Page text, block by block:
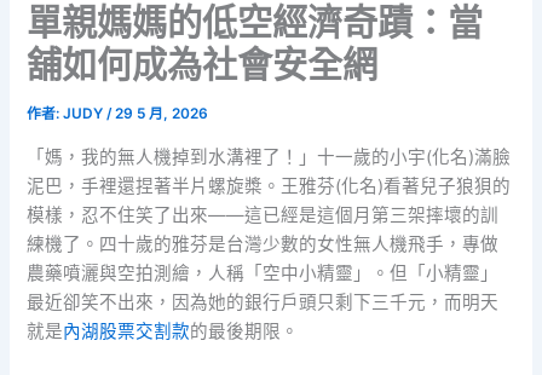
單親媽媽的低空經濟奇蹟：當
舖如何成為社會安全網
作者:JUDY/29 5 月, 2026
「媽，我的無人機掉到水溝裡了！」十一歲的小宇(化名)滿臉
泥巴，手裡還捏著半片螺旋槳。王雅芬(化名)看著兒子狼狽的
模樣，忍不住笑了出來——這已經是這個月第三架摔壞的訓
練機了。四十歲的雅芬是台灣少數的女性無人機飛手，專做
農藥噴灑與空拍測繪，人稱「空中小精靈」。但「小精靈」
最近卻笑不出來，因為她的銀行戶頭只剩下三千元，而明天
就是內湖股票交割款的最後期限。